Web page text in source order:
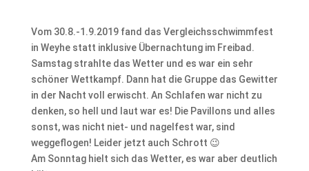
Vom 30.8.-1.9.2019 fand das Vergleichsschwimmfest
in Weyhe statt inklusive Übernachtung im Freibad.
Samstag strahlte das Wetter und es war ein sehr
schöner Wettkampf. Dann hat die Gruppe das Gewitter
in der Nacht voll erwischt. An Schlafen war nicht zu
denken, so hell und laut war es! Die Pavillons und alles
sonst, was nicht niet- und nagelfest war, sind
weggeflogen! Leider jetzt auch Schrott 😉
Am Sonntag hielt sich das Wetter, es war aber deutlich